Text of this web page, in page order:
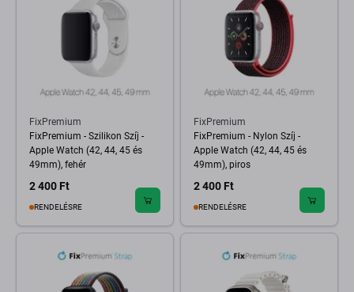
FixPremium
FixPremium - Szilikon Szíj -
Apple Watch (42, 44, 45 és
49mm), fehér
2 400 Ft
RENDELÉSRE
FixPremium
FixPremium - Nylon Szíj -
Apple Watch (42, 44, 45 és
49mm), piros
2 400 Ft
RENDELÉSRE